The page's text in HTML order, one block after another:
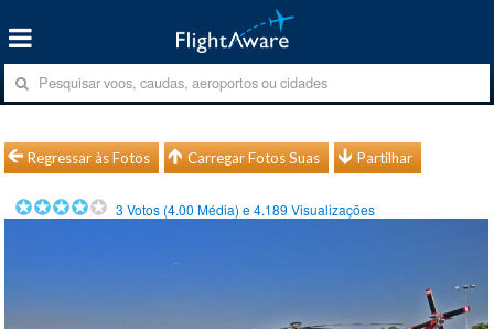
Regressar às Fotos Carregar Fotos Suas Partilhar
3 Votos (4.00 Média) e4.189 Visualizações